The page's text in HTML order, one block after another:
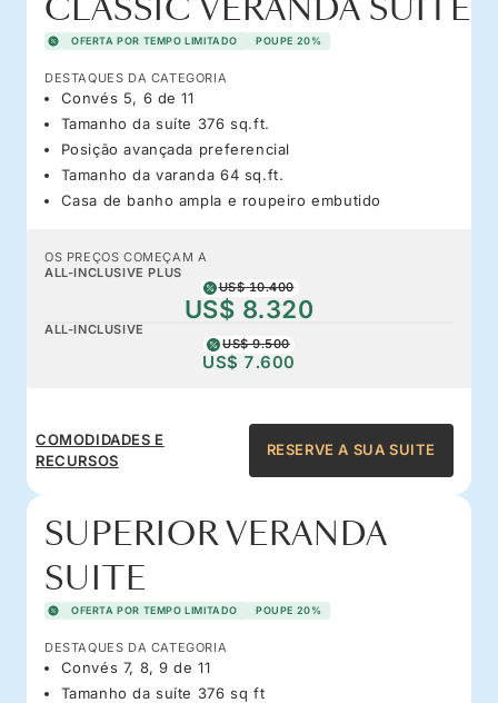
CLASSIC VERANDA SUITE
OFERTA POR TEMPO LIMITADO POUPE 20%
DESTAQUES DA CATEGORIA
Convés 5, 6 de 11
Tamanho da suíte 376 sq.ft.
Posição avançada preferencial
Tamanho da varanda 64 sq.ft.
Casa de banho ampla e roupeiro embutido
OS PREÇOS COMEÇAM A
ALL-INCLUSIVE PLUS
US$ 10.400
US$ 8.320
ALL-INCLUSIVE
US$ 9.500
US$ 7.600
COMODIDADES E
RECURSOS
RESERVE A SUA SUITE
SUPERIOR VERANDA
SUITE
OFERTA POR TEMPO LIMITADO POUPE 20%
DESTAQUES DA CATEGORIA
Convés 7, 8, 9 de 11
Tamanho da suíte 376 sq ft